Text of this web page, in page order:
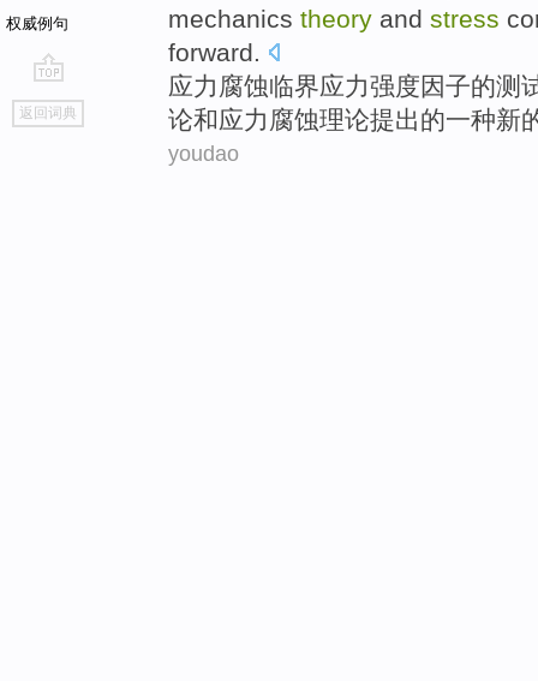
权威例句
go
top
返回词典
mechanics theory and stress
forward.
应力 腐蚀临界应力强度因子的测
论和应力腐蚀理论提出的一种新
youdao